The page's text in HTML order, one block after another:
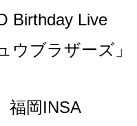
Birthday Live
ウブラザーズ」
福岡 INSA